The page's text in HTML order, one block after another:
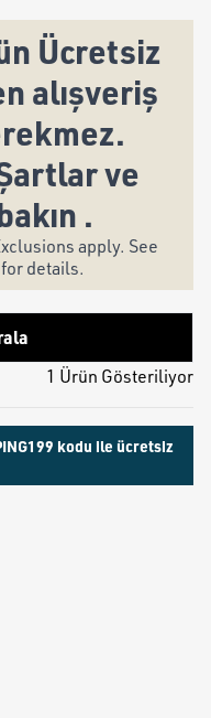
Ücretsiz
alışveriş
ve
.
apply. See
details.
1 Ürün Gösteriliyor
kodu ile ücretsiz